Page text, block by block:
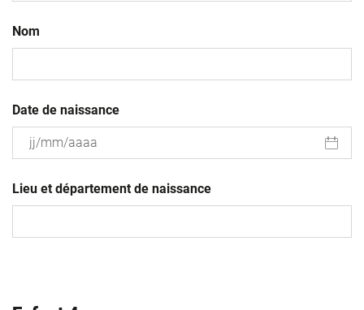
Nom
Date de naissance
slash
MM
Lieu et département de naissance